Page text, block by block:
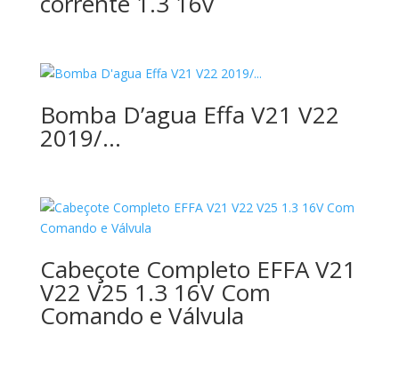
Bomba D’agua Effa V21 V22
2019/…
Cabeçote Completo EFFA V21
V22 V25 1.3 16V Com
Comando e Válvula